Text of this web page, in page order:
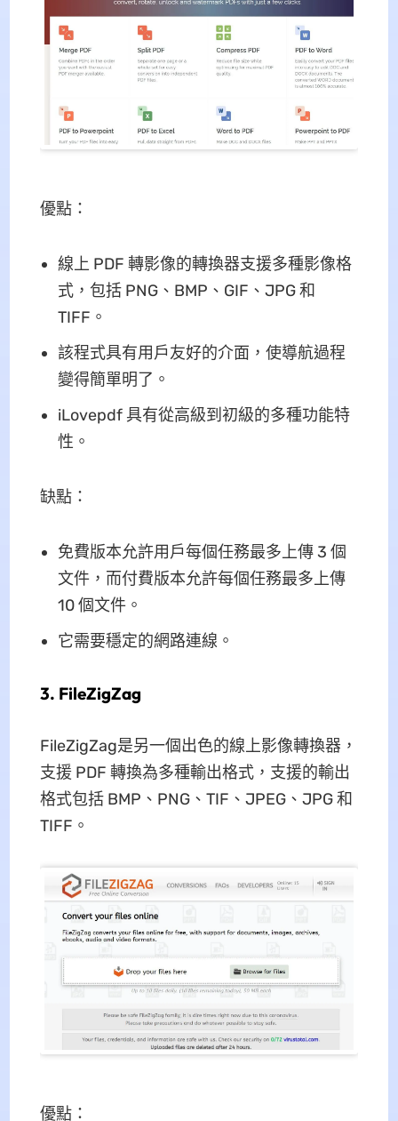
優點：
線上 PDF 轉影像的轉換器支援多種影像格
式，包括 PNG、BMP、GIF、JPG 和
TIFF。
該程式具有用戶友好的介面，使導航過程
變得簡單明了。
iLovepdf 具有從高級到初級的多種功能特
性。
缺點：
免費版本允許用戶每個任務最多上傳 3 個
文件，而付費版本允許每個任務最多上傳
10 個文件。
它需要穩定的網路連線。
3. FileZigZag
FileZigZag是另一個出色的線上影像轉換器，
支援 PDF 轉換為多種輸出格式，支援的輸出
格式包括 BMP、PNG、TIF、JPEG、JPG 和
TIFF。
優點：